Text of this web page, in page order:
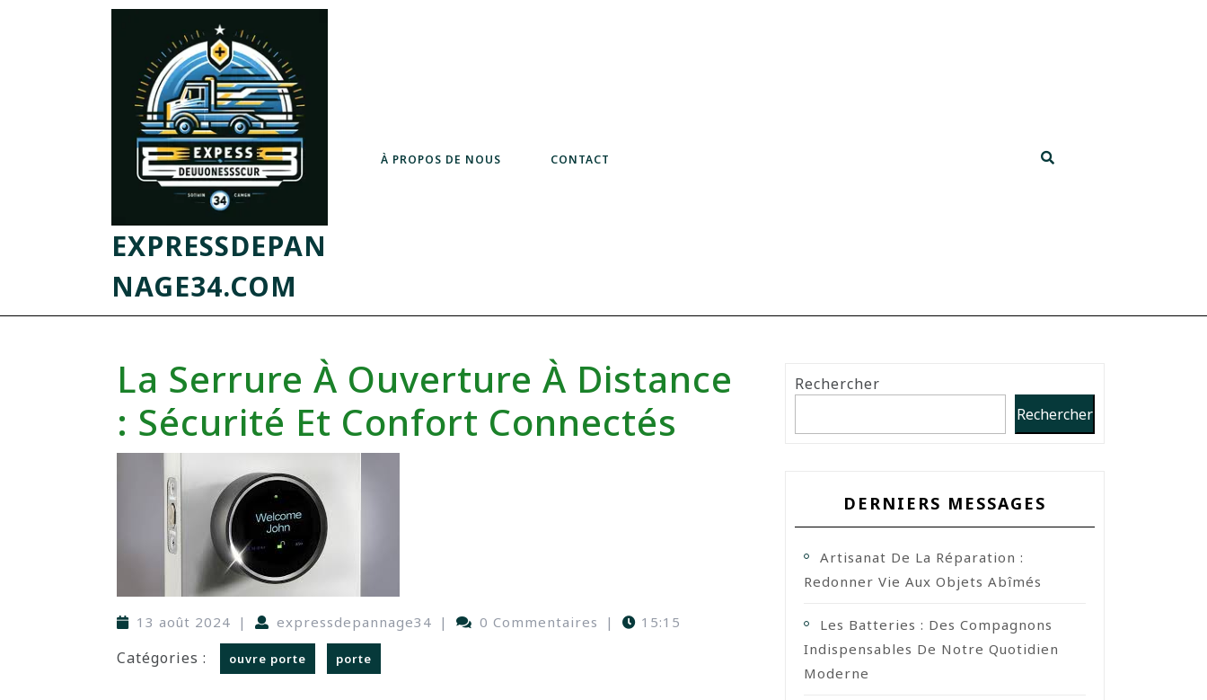
EXPRESSDEPAN
NAGE34.COM
À PROPOS DE NOUS CONTACT
La Serrure À Ouverture À Distance
: Sécurité Et Confort Connectés
13 août 2024 | expressdepannage34 | 0 Commentaires | 15:15
Catégories : ouvre porte porte
Rechercher
Rechercher
DERNIERS MESSAGES
Artisanat De La Réparation :
Redonner Vie Aux Objets Abîmés
Les Batteries : Des Compagnons
Indispensables De Notre Quotidien
Moderne